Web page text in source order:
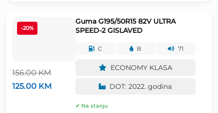
-20%
156.00KM
Izvorna
cijena
125.00 KM
125.00 KM.
Guma G195/50R15 82V ULTRA
SPEED-2 GISLAVED
C B 71
ECONOMY KLASA
DOT: 2022. godina
✔ Na stanju